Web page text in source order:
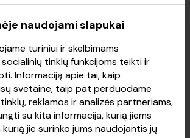
JŪSŲ ŠVENTĖMS IR
naudojami slapukai
turiniui ir skelbimams
tinklų funkcijoms teikti ir
Informaciją apie tai, kaip
svetaine, taip pat perduodame
reklamos ir analizės partneriams,
su kita informacija, kurią jiems
jie surinko jums naudojantis jų